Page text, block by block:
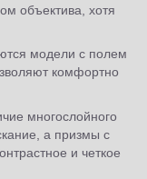
объектива, хотя
модели с полем
комфортно
многослойного
а призмы с
и четкое